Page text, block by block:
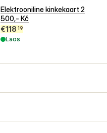
Elektrooniline kinkekaart 2
500,- Kč
€118 19
Laos